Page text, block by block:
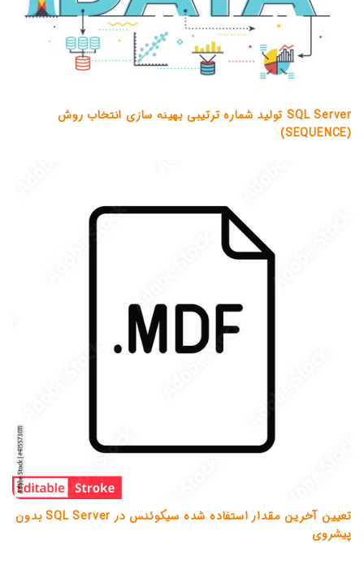
SQL Server تولید شماره ترتیبی بهینه سازی انتخاب روش
(SEQUENCE)
تعیین آخرین مقدار استفاده شده سیکوئنس در SQL Server بدون
پیشروی